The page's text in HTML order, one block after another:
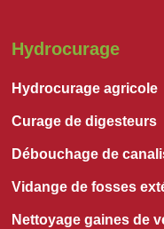
Hydrocurage
Hydrocurage agricole
Curage de digesteurs
Débouchage de
Vidange de fosses
Nettoyage gaines de